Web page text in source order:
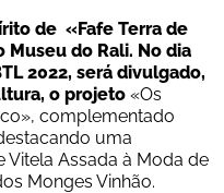
de «Fafe Terra de
do Rali. No dia
2022, será divulgado,
o projeto «Os
complementado
uma
Assada à Moda de
Monges Vinhão.